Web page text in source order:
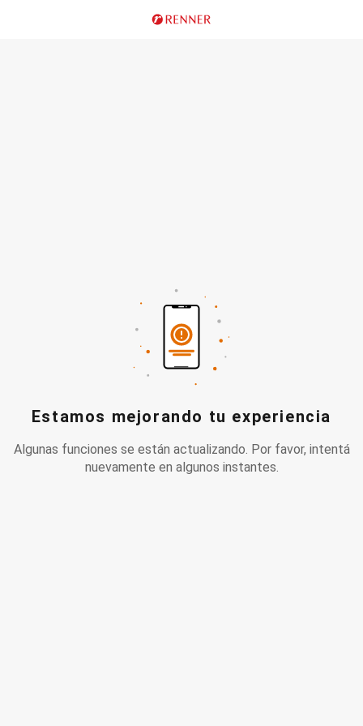
Estamos mejorando tu experiencia
Algunas funciones se están actualizando. Por favor, intentá
nuevamente en algunos instantes.